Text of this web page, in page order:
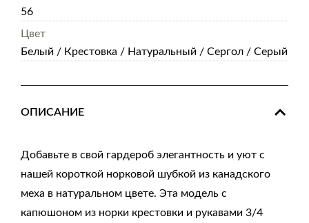
56
Цвет
Белый / Крестовка / Натуральный / Сергол / Серый
ОПИСАНИЕ
Добавьте в свой гардероб элегантность и уют с
нашей короткой норковой шубкой из канадского
меха в натуральном цвете. Эта модель с
капюшоном из норки крестовки и рукавами 3/4